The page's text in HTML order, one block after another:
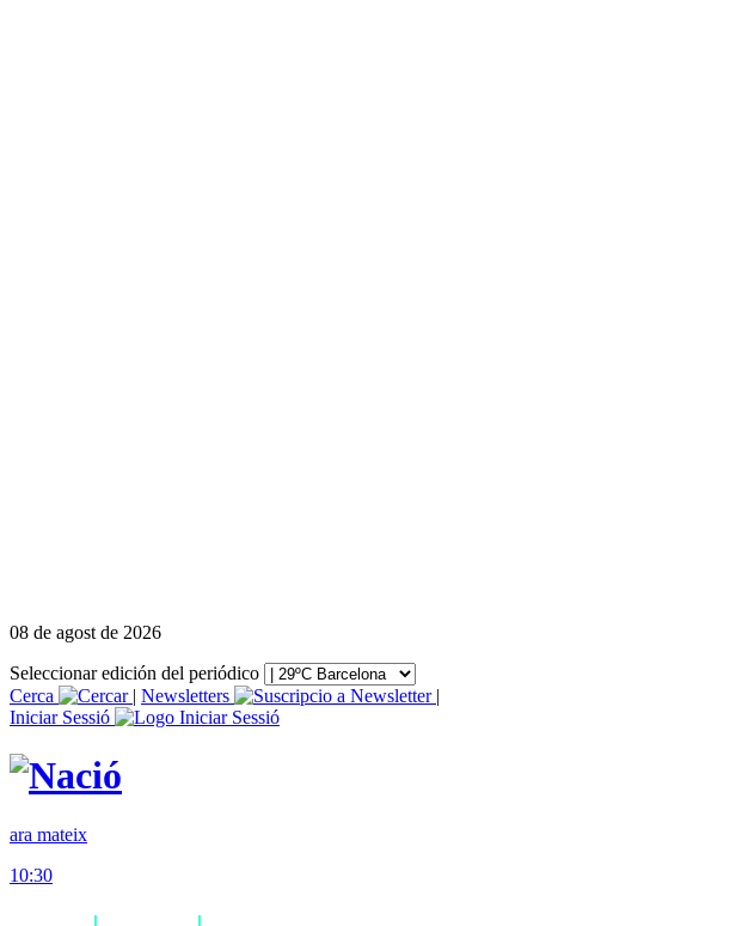
08 de agost de 2026
Seleccionar edición del periódico
Cerca
| Newsletters
|
Iniciar Sessió
ara mateix
10:30